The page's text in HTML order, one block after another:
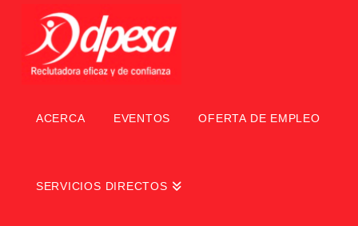
ACERCA EVENTOS OFERTA DE EMPLEO
SERVICIOS DIRECTOS